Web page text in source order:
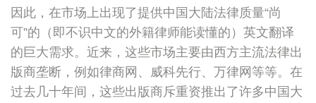
因此，在市场上出现了提供中国大陆法律质量“尚
可”的（即不识中文的外籍律师能读懂的）英文翻译
的巨大需求。近来，这些市场主要由西方主流法律出
版商垄断，例如律商网、威科先行、万律网等等。在
过去几十年间，这些出版商斥重资推出了许多中国大